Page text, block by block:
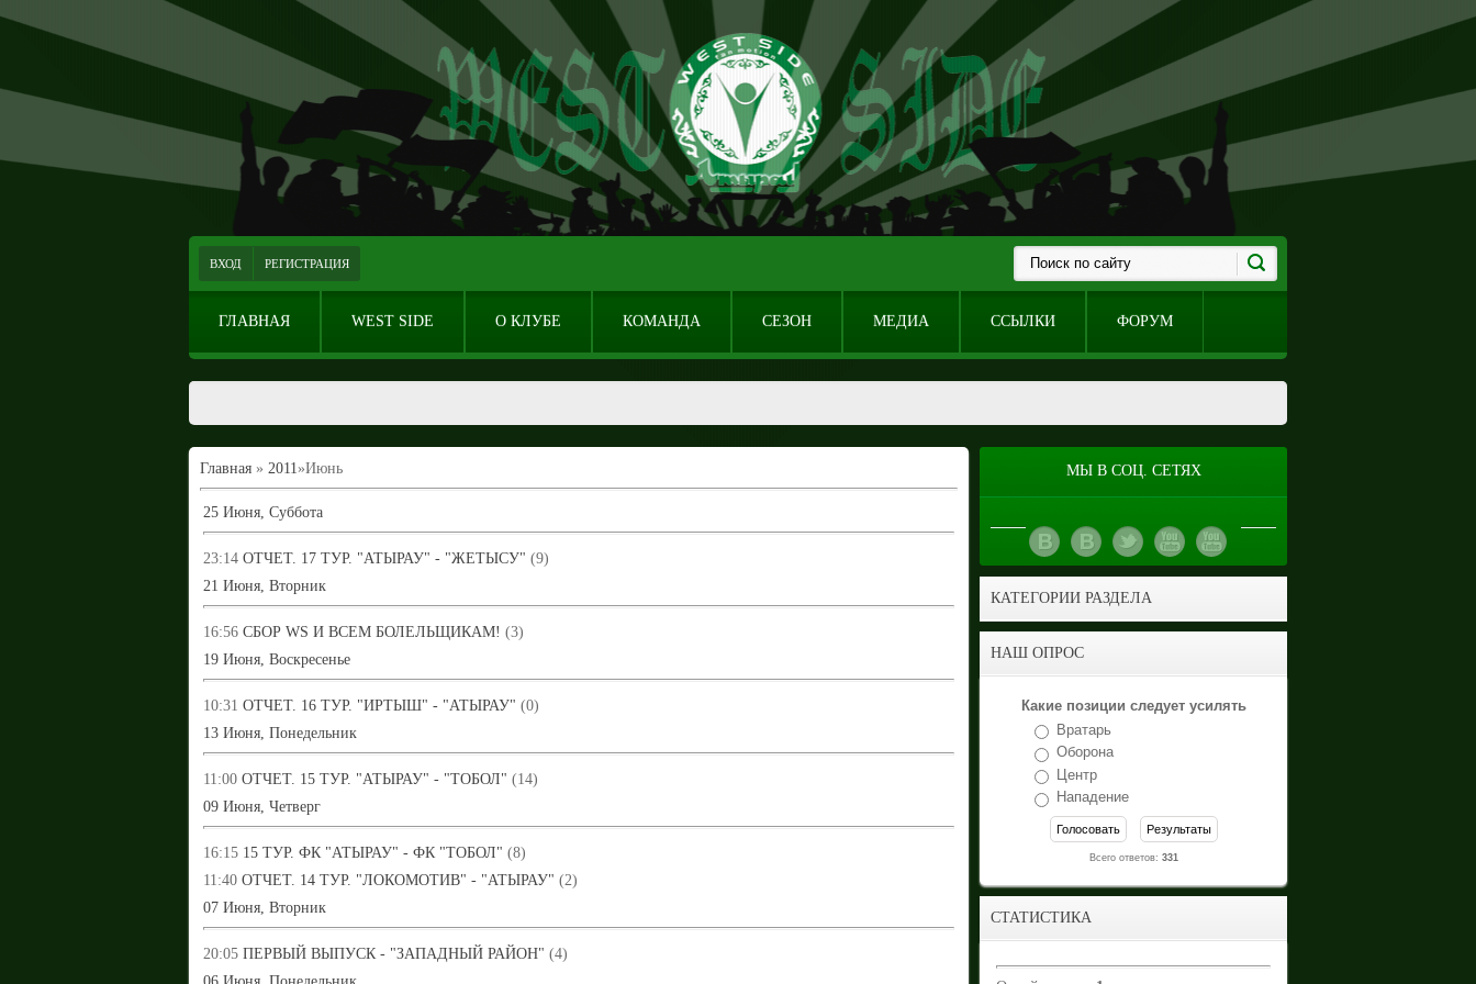
ВХОД РЕГИСТРАЦИЯ
ГЛАВНАЯ WEST SIDE О КЛУБЕ КОМАНДА СЕЗОН МЕДИА ССЫЛКИ ФОРУМ
Главная » 2011»Июнь
25 Июня, Суббота
23:14 ОТЧЕТ. 17 ТУР. "АТЫРАУ" - "ЖЕТЫСУ" (9)
21 Июня, Вторник
16:56 СБОР WS И ВСЕМ БОЛЕЛЬЩИКАМ! (3)
19 Июня, Воскресенье
10:31 ОТЧЕТ. 16 ТУР. "ИРТЫШ" - "АТЫРАУ" (0)
13 Июня, Понедельник
11:00 ОТЧЕТ. 15 ТУР. "АТЫРАУ" - "ТОБОЛ" (14)
09 Июня, Четверг
16:15 15 ТУР. ФК "АТЫРАУ" - ФК "ТОБОЛ" (8)
11:40 ОТЧЕТ. 14 ТУР. "ЛОКОМОТИВ" - "АТЫРАУ" (2)
07 Июня, Вторник
20:05 ПЕРВЫЙ ВЫПУСК - "ЗАПАДНЫЙ РАЙОН" (4)
МЫ В СОЦ. СЕТЯХ
КАТЕГОРИИ РАЗДЕЛА
НАШ ОПРОС
Какие позиции следует усилять
Вратарь
Оборона
Центр
Нападение
Всего ответов: 331
СТАТИСТИКА